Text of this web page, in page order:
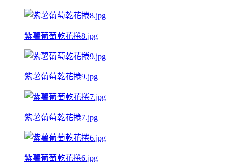
紫薯葡萄乾花捲8.jpg
紫薯葡萄乾花捲9.jpg
紫薯葡萄乾花捲7.jpg
紫薯葡萄乾花捲6.jpg